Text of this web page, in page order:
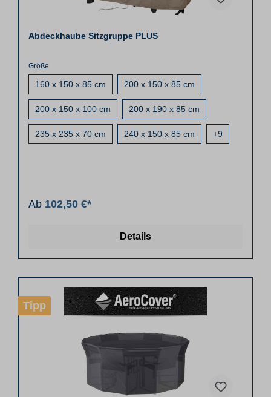
Abdeckhaube Sitzgruppe PLUS
Größe
160 x 150 x 85 cm 200 x 150 x 85 cm
200 x 150 x 100 cm 200 x 190 x 85 cm
235 x 235 x 70 cm 240 x 150 x 85 cm +9
Ab 102,50 €*
Details
Tipp